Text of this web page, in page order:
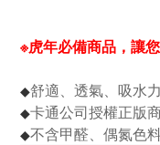
※虎年必備商品，讓
◆舒適、透氣、吸水
◆卡通公司授權正版
◆不含甲醛、偶氮色